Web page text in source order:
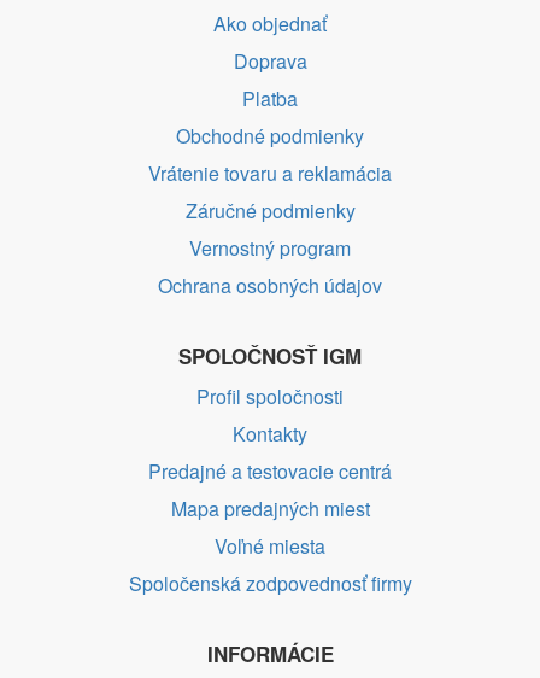
Ako objednať
Doprava
Platba
Obchodné podmienky
Vrátenie tovaru a reklamácia
Záručné podmienky
Vernostný program
Ochrana osobných údajov
SPOLOČNOSŤ IGM
Profil spoločnosti
Kontakty
Predajné a testovacie centrá
Mapa predajných miest
Voľné miesta
Spoločenská zodpovednosť firmy
INFORMÁCIE